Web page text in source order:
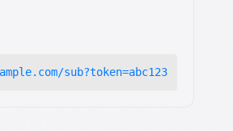
sub?token=abc123